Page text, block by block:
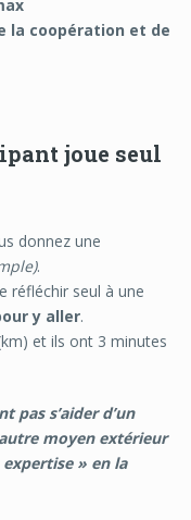
la coopération et de
joue seul
donnez une
.
réfléchir seul à une
y aller.
et ils ont 3 minutes
pas s’aider d’un
moyen extérieur
» en la